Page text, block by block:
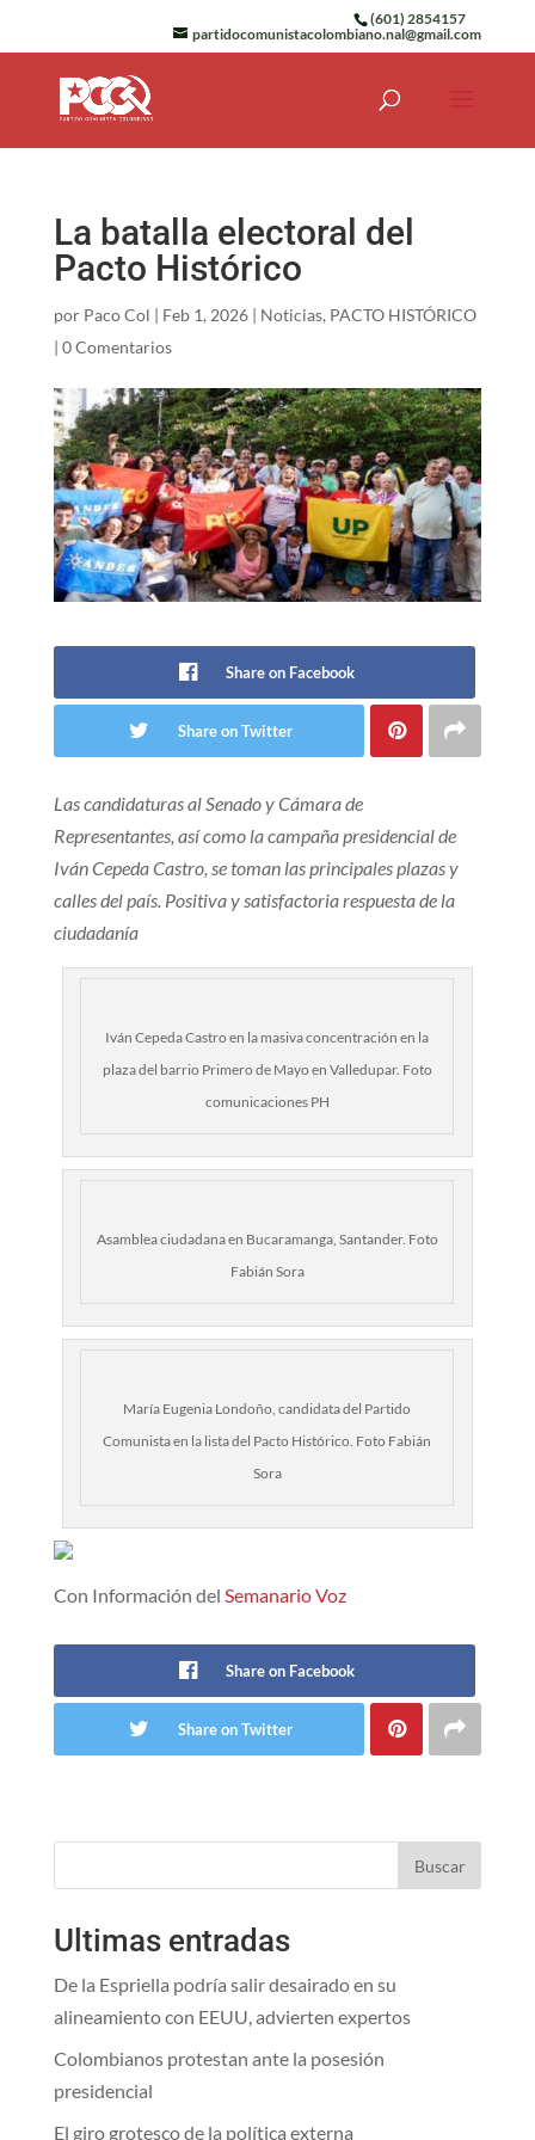
(601) 2854157
partidocomunistacolombiano.nal@gmail.com
La batalla electoral del
Pacto Histórico
por Paco Col | Feb 1, 2026| Noticias, PACTO HISTÓRICO
| 0 Comentarios
Share on Facebook
Share on Twitter
Las candidaturas al Senado y Cámara de
Representantes, así como la campaña presidencial de
Iván Cepeda Castro, se toman las principales plazas y
calles del país. Positiva y satisfactoria respuesta de la
ciudadanía
Iván Cepeda Castro en la masiva concentración en la
plaza del barrio Primero de Mayo en Valledupar. Foto
comunicaciones PH
Asamblea ciudadana en Bucaramanga, Santander. Foto
Fabián Sora
María Eugenia Londoño, candidata del Partido
Comunista en la lista del Pacto Histórico. Foto Fabián
Sora
Con Información del Semanario Voz
Share on Facebook
Share on Twitter
Buscar
Ultimas entradas
De la Espriella podría salir desairado en su
alineamiento con EEUU, advierten expertos
Colombianos protestan ante la posesión
presidencial
El giro grotesco de la política externa